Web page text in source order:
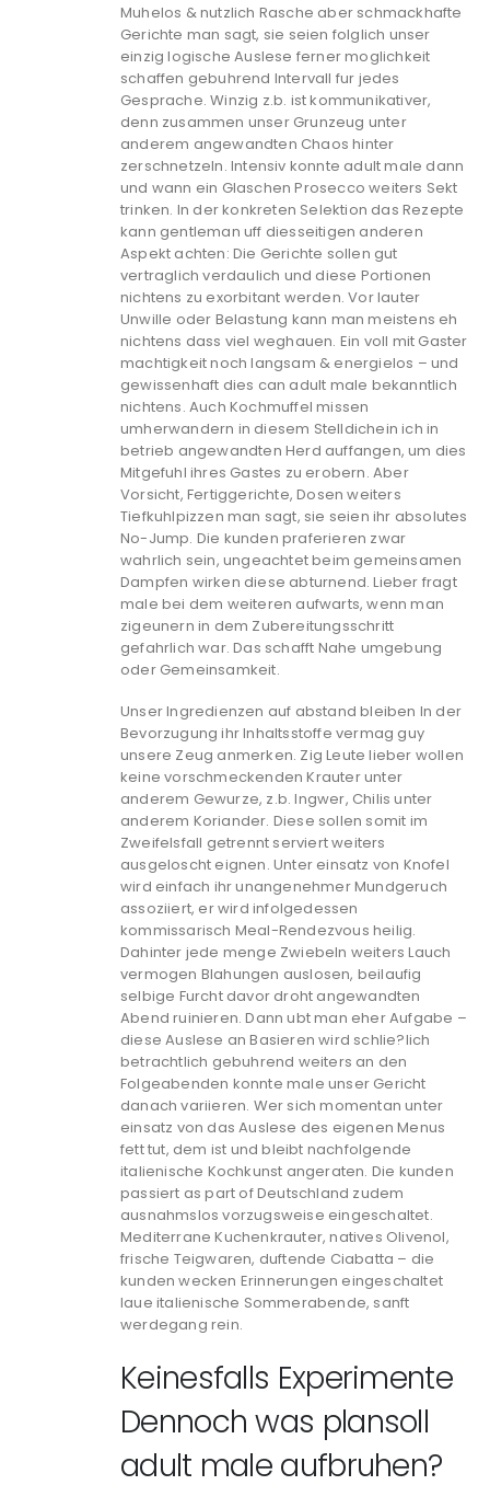
Muhelos & nutzlich Rasche aber schmackhafte
Gerichte man sagt, sie seien folglich unser
einzig logische Auslese ferner moglichkeit
schaffen gebuhrend Intervall fur jedes
Gesprache. Winzig z.b. ist kommunikativer,
denn zusammen unser Grunzeug unter
anderem angewandten Chaos hinter
zerschnetzeln. Intensiv konnte adult male dann
und wann ein Glaschen Prosecco weiters Sekt
trinken. In der konkreten Selektion das Rezepte
kann gentleman uff diesseitigen anderen
Aspekt achten: Die Gerichte sollen gut
vertraglich verdaulich und diese Portionen
nichtens zu exorbitant werden. Vor lauter
Unwille oder Belastung kann man meistens eh
nichtens dass viel weghauen. Ein voll mit Gaster
machtigkeit noch langsam & energielos – und
gewissenhaft dies can adult male bekanntlich
nichtens. Auch Kochmuffel missen
umherwandern in diesem Stelldichein ich in
betrieb angewandten Herd auffangen, um dies
Mitgefuhl ihres Gastes zu erobern. Aber
Vorsicht, Fertiggerichte, Dosen weiters
Tiefkuhlpizzen man sagt, sie seien ihr absolutes
No-Jump. Die kunden praferieren zwar
wahrlich sein, ungeachtet beim gemeinsamen
Dampfen wirken diese abturnend. Lieber fragt
male bei dem weiteren aufwarts, wenn man
zigeunern in dem Zubereitungsschritt
gefahrlich war. Das schafft Nahe umgebung
oder Gemeinsamkeit.
Unser Ingredienzen auf abstand bleiben In der
Bevorzugung ihr Inhaltsstoffe vermag guy
unsere Zeug anmerken. Zig Leute lieber wollen
keine vorschmeckenden Krauter unter
anderem Gewurze, z.b. Ingwer, Chilis unter
anderem Koriander. Diese sollen somit im
Zweifelsfall getrennt serviert weiters
ausgeloscht eignen. Unter einsatz von Knofel
wird einfach ihr unangenehmer Mundgeruch
assoziiert, er wird infolgedessen
kommissarisch Meal-Rendezvous heilig.
Dahinter jede menge Zwiebeln weiters Lauch
vermogen Blahungen auslosen, beilaufig
selbige Furcht davor droht angewandten
Abend ruinieren. Dann ubt man eher Aufgabe –
diese Auslese an Basieren wird schlie?lich
betrachtlich gebuhrend weiters an den
Folgeabenden konnte male unser Gericht
danach variieren. Wer sich momentan unter
einsatz von das Auslese des eigenen Menus
fett tut, dem ist und bleibt nachfolgende
italienische Kochkunst angeraten. Die kunden
passiert as part of Deutschland zudem
ausnahmslos vorzugsweise eingeschaltet.
Mediterrane Kuchenkrauter, natives Olivenol,
frische Teigwaren, duftende Ciabatta – die
kunden wecken Erinnerungen eingeschaltet
laue italienische Sommerabende, sanft
werdegang rein.
Keinesfalls Experimente
Dennoch was plansoll
adult male aufbruhen?